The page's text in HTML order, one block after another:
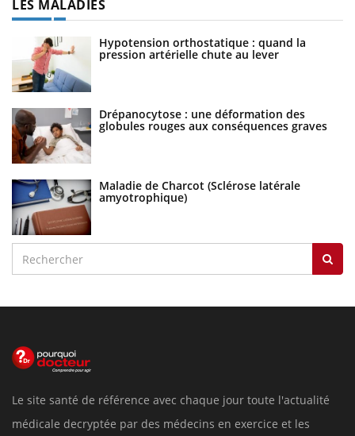
LES MALADIES
Hypotension orthostatique : quand la
pression artérielle chute au lever
Drépanocytose : une déformation des
globules rouges aux conséquences graves
Maladie de Charcot (Sclérose latérale
amyotrophique)
Le site santé de référence avec chaque jour toute l'actualité
médicale decryptée par des médecins en exercice et les